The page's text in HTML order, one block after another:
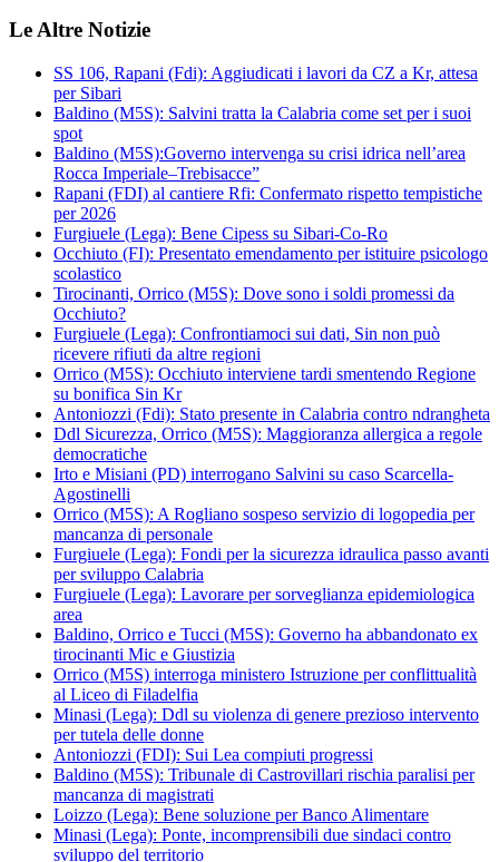
Le Altre Notizie
SS 106, Rapani (Fdi): Aggiudicati i lavori da CZ a Kr, attesa
per Sibari
Baldino (M5S): Salvini tratta la Calabria come set per i suoi
spot
Baldino (M5S):Governo intervenga su crisi idrica nell’area
Rocca Imperiale–Trebisacce”
Rapani (FDI) al cantiere Rfi: Confermato rispetto tempistiche
per 2026
Furgiuele (Lega): Bene Cipess su Sibari-Co-Ro
Occhiuto (FI): Presentato emendamento per istituire psicologo
scolastico
Tirocinanti, Orrico (M5S): Dove sono i soldi promessi da
Occhiuto?
Furgiuele (Lega): Confrontiamoci sui dati, Sin non può
ricevere rifiuti da altre regioni
Orrico (M5S): Occhiuto interviene tardi smentendo Regione
su bonifica Sin Kr
Antoniozzi (Fdi): Stato presente in Calabria contro ndrangheta
Ddl Sicurezza, Orrico (M5S): Maggioranza allergica a regole
democratiche
Irto e Misiani (PD) interrogano Salvini su caso Scarcella-
Agostinelli
Orrico (M5S): A Rogliano sospeso servizio di logopedia per
mancanza di personale
Furgiuele (Lega): Fondi per la sicurezza idraulica passo avanti
per sviluppo Calabria
Furgiuele (Lega): Lavorare per sorveglianza epidemiologica
area
Baldino, Orrico e Tucci (M5S): Governo ha abbandonato ex
tirocinanti Mic e Giustizia
Orrico (M5S) interroga ministero Istruzione per conflittualità
al Liceo di Filadelfia
Minasi (Lega): Ddl su violenza di genere prezioso intervento
per tutela delle donne
Antoniozzi (FDI): Sui Lea compiuti progressi
Baldino (M5S): Tribunale di Castrovillari rischia paralisi per
mancanza di magistrati
Loizzo (Lega): Bene soluzione per Banco Alimentare
Minasi (Lega): Ponte, incomprensibili due sindaci contro
sviluppo del territorio